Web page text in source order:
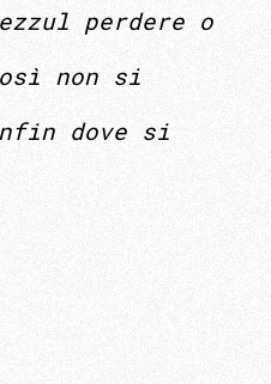
perdere o
non si
dove si